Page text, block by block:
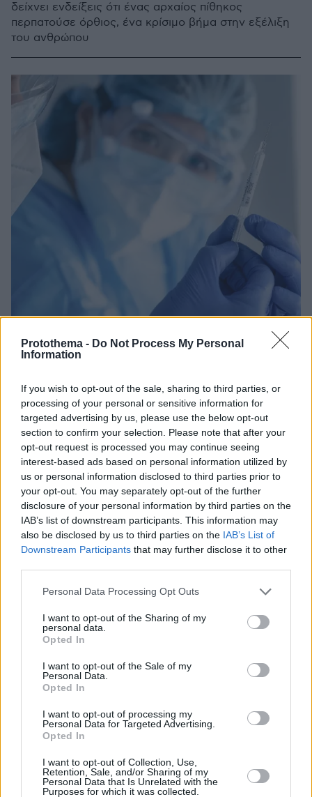
Protothema - Do Not Process My Personal
Information
If you wish to opt-out of the sale, sharing to third parties, or
processing of your personal or sensitive information for
targeted advertising by us, please use the below opt-out
section to confirm your selection. Please note that after your
opt-out request is processed you may continue seeing
interest-based ads based on personal information utilized by
us or personal information disclosed to third parties prior to
your opt-out. You may separately opt-out of the further
disclosure of your personal information by third parties on the
IAB’s list of downstream participants. This information may
also be disclosed by us to third parties on the IAB’s List of
Downstream Participants that may further disclose it to other
Please note that this website/app uses one or more Google
not limited to your visit or usage behaviour. You may click to
grant or deny consent to Google and its third-party tags to
use your data for below specified purposes in below Google
consent section.
Personal Data Processing Opt Outs
I want to opt-out of the Sharing of my
personal data.
Opted In
I want to opt-out of the Sale of my
Personal Data.
Opted In
I want to opt-out of processing my
Personal Data for Targeted Advertising.
Opted In
I want to opt-out of Collection, Use,
Retention, Sale, and/or Sharing of my
Personal Data that Is Unrelated with the
Purposes for which it was collected.
δείχνει ενδείξεις ότι ένας αρχαίος πίθηκος
περπατούσε όρθιος, ένα κρίσιμο βήμα στην εξέλιξη
του ανθρώπου
Πέντε καινοτόμες θεραπείες που φέρνει μαζί του το
2024
Νέα εμβόλια, με βάση την τεχνολογία mRNA,
προχωρούν στις κλινικές μελέτες για πρόληψη και
θεραπεία μιας σειράς ασθενειών